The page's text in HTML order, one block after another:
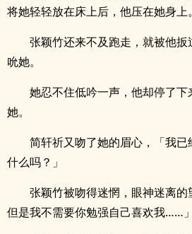
将她轻轻放在床上后，他压在她身上。
张颖竹还来不及跑走，就被他
吮她。
她忍不住低吟一声，他却停了
她。
简轩祈又吻了她的眉心，「我
什么吗？」
张颖竹被吻得迷惘，眼神迷离的
但是我不需要你勉强自己喜欢我……」